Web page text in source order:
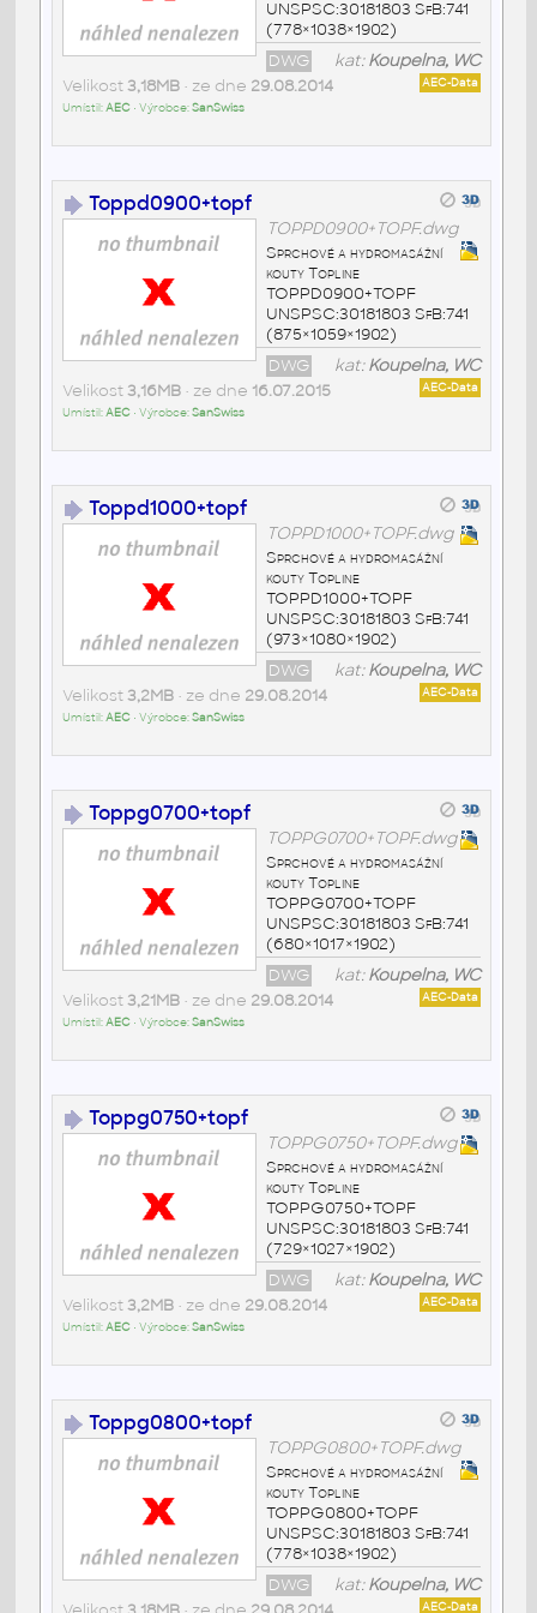
UNSPSC:30181803 SfB:741
(778×1038×1902)
kat:Koupelna, WC
DWG
AEC-Data
Velikost3,18MB• ze dne 29.08.2014
Umístil:AEC• Výrobce:SanSwiss
Toppd0900+topf
TOPPD0900+TOPF.dwg
Sprchové a hydromasážní
kouty Topline
TOPPD0900+TOPF
UNSPSC:30181803 SfB:741
(875×1059×1902)
kat:Koupelna, WC
DWG
AEC-Data
Velikost3,16MB• ze dne 16.07.2015
Umístil:AEC• Výrobce:SanSwiss
Toppd1000+topf
TOPPD1000+TOPF.dwg
Sprchové a hydromasážní
kouty Topline
TOPPD1000+TOPF
UNSPSC:30181803 SfB:741
(973×1080×1902)
kat:Koupelna, WC
DWG
AEC-Data
Velikost3,2MB• ze dne 29.08.2014
Umístil:AEC• Výrobce:SanSwiss
Toppg0700+topf
TOPPG0700+TOPF.dwg
Sprchové a hydromasážní
kouty Topline
TOPPG0700+TOPF
UNSPSC:30181803 SfB:741
(680×1017×1902)
kat:Koupelna, WC
DWG
AEC-Data
Velikost3,21MB• ze dne 29.08.2014
Umístil:AEC• Výrobce:SanSwiss
Toppg0750+topf
TOPPG0750+TOPF.dwg
Sprchové a hydromasážní
kouty Topline
TOPPG0750+TOPF
UNSPSC:30181803 SfB:741
(729×1027×1902)
kat:Koupelna, WC
DWG
AEC-Data
Velikost3,2MB• ze dne 29.08.2014
Umístil:AEC• Výrobce:SanSwiss
Toppg0800+topf
TOPPG0800+TOPF.dwg
Sprchové a hydromasážní
kouty Topline
TOPPG0800+TOPF
UNSPSC:30181803 SfB:741
(778×1038×1902)
kat:Koupelna, WC
DWG
AEC-Data